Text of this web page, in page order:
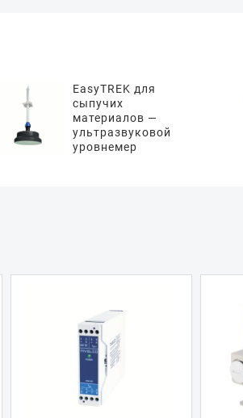
EasyTREK для
сыпучих
материалов —
ультразвуковой
уровнемер